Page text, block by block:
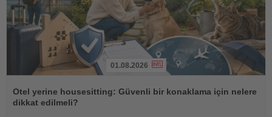
Oku
01.08.2026
Otel yerine housesitting: Güvenli bir konaklama için nelere
dikkat edilmeli?